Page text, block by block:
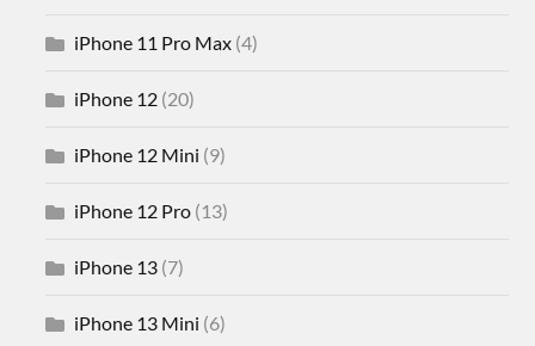
iPhone 11 Pro Max (4)
iPhone 12 (20)
iPhone 12 Mini (9)
iPhone 12 Pro (13)
iPhone 13 (7)
iPhone 13 Mini (6)